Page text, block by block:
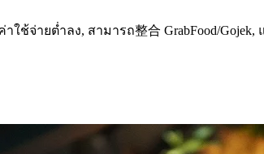
จ่ายต่ำลง, สามารถ整合 GrabFood/